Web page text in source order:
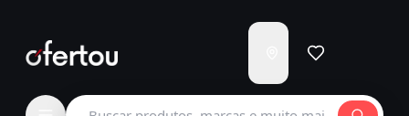
para
Carregando...
Buscar produtos